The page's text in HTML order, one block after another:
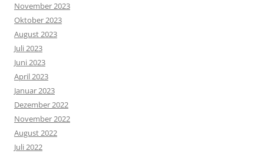
November 2023
Oktober 2023
August 2023
Juli 2023
Juni 2023
April 2023
Januar 2023
Dezember 2022
November 2022
August 2022
Juli 2022